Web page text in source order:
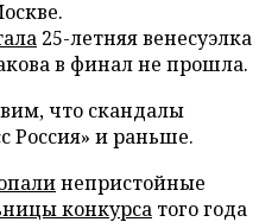
25-летняя венесуэлка
в финал не прошла.
что скандалы
Россия» и раньше.
непристойные
конкурса того года